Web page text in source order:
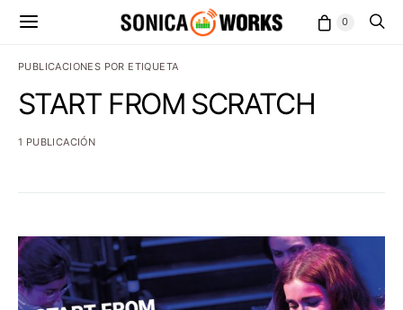
0
PUBLICACIONES POR ETIQUETA
START FROM SCRATCH
1 PUBLICACIÓN